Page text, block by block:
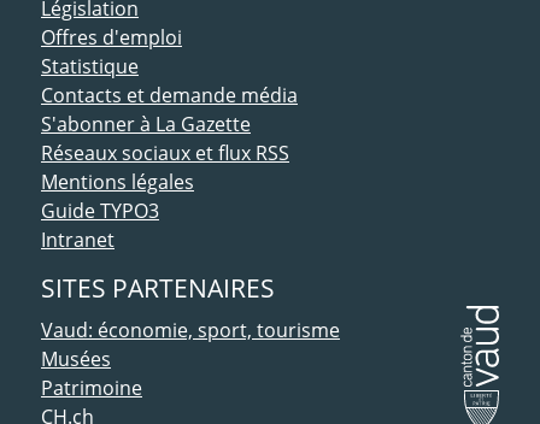
Législation
Offres d'emploi
Statistique
Contacts et demande média
S'abonner à La Gazette
Réseaux sociaux et flux RSS
Mentions légales
Guide TYPO3
Intranet
SITES PARTENAIRES
Vaud: économie, sport, tourisme
Musées
Patrimoine
CH.ch